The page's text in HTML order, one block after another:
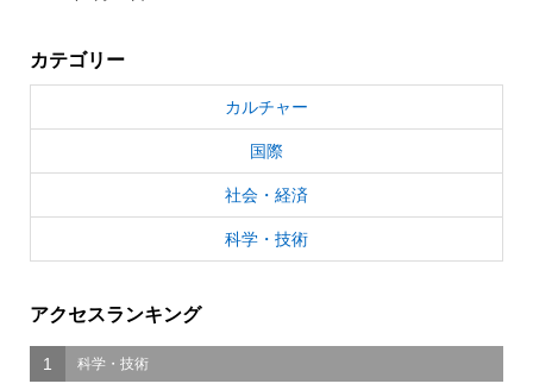
カテゴリー
カルチャー
国際
社会・経済
科学・技術
アクセスランキング
1 科学・技術